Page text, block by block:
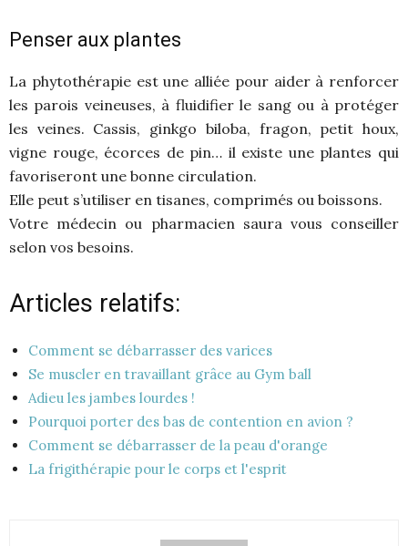
Penser aux plantes
La phytothérapie est une alliée pour aider à renforcer
les parois veineuses, à fluidifier le sang ou à protéger
les veines. Cassis, ginkgo biloba, fragon, petit houx,
vigne rouge, écorces de pin… il existe une plantes qui
favoriseront une bonne circulation.
Elle peut s’utiliser en tisanes, comprimés ou boissons.
Votre médecin ou pharmacien saura vous conseiller
selon vos besoins.
Articles relatifs:
Comment se débarrasser des varices
Se muscler en travaillant grâce au Gym ball
Adieu les jambes lourdes !
Pourquoi porter des bas de contention en avion ?
Comment se débarrasser de la peau d'orange
La frigithérapie pour le corps et l'esprit